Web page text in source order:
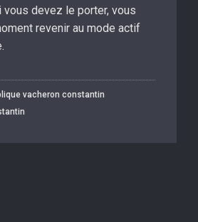
vous devez le porter, vous
revenir au mode actif
vacheron constantin